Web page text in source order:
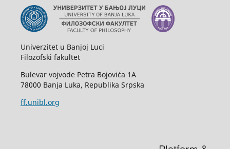
Univerzitet u Banjoj Luci
Filozofski fakultet
Bulevar vojvode Petra Bojovića 1A
78000 Banja Luka, Republika Srpska
ff.unibl.org